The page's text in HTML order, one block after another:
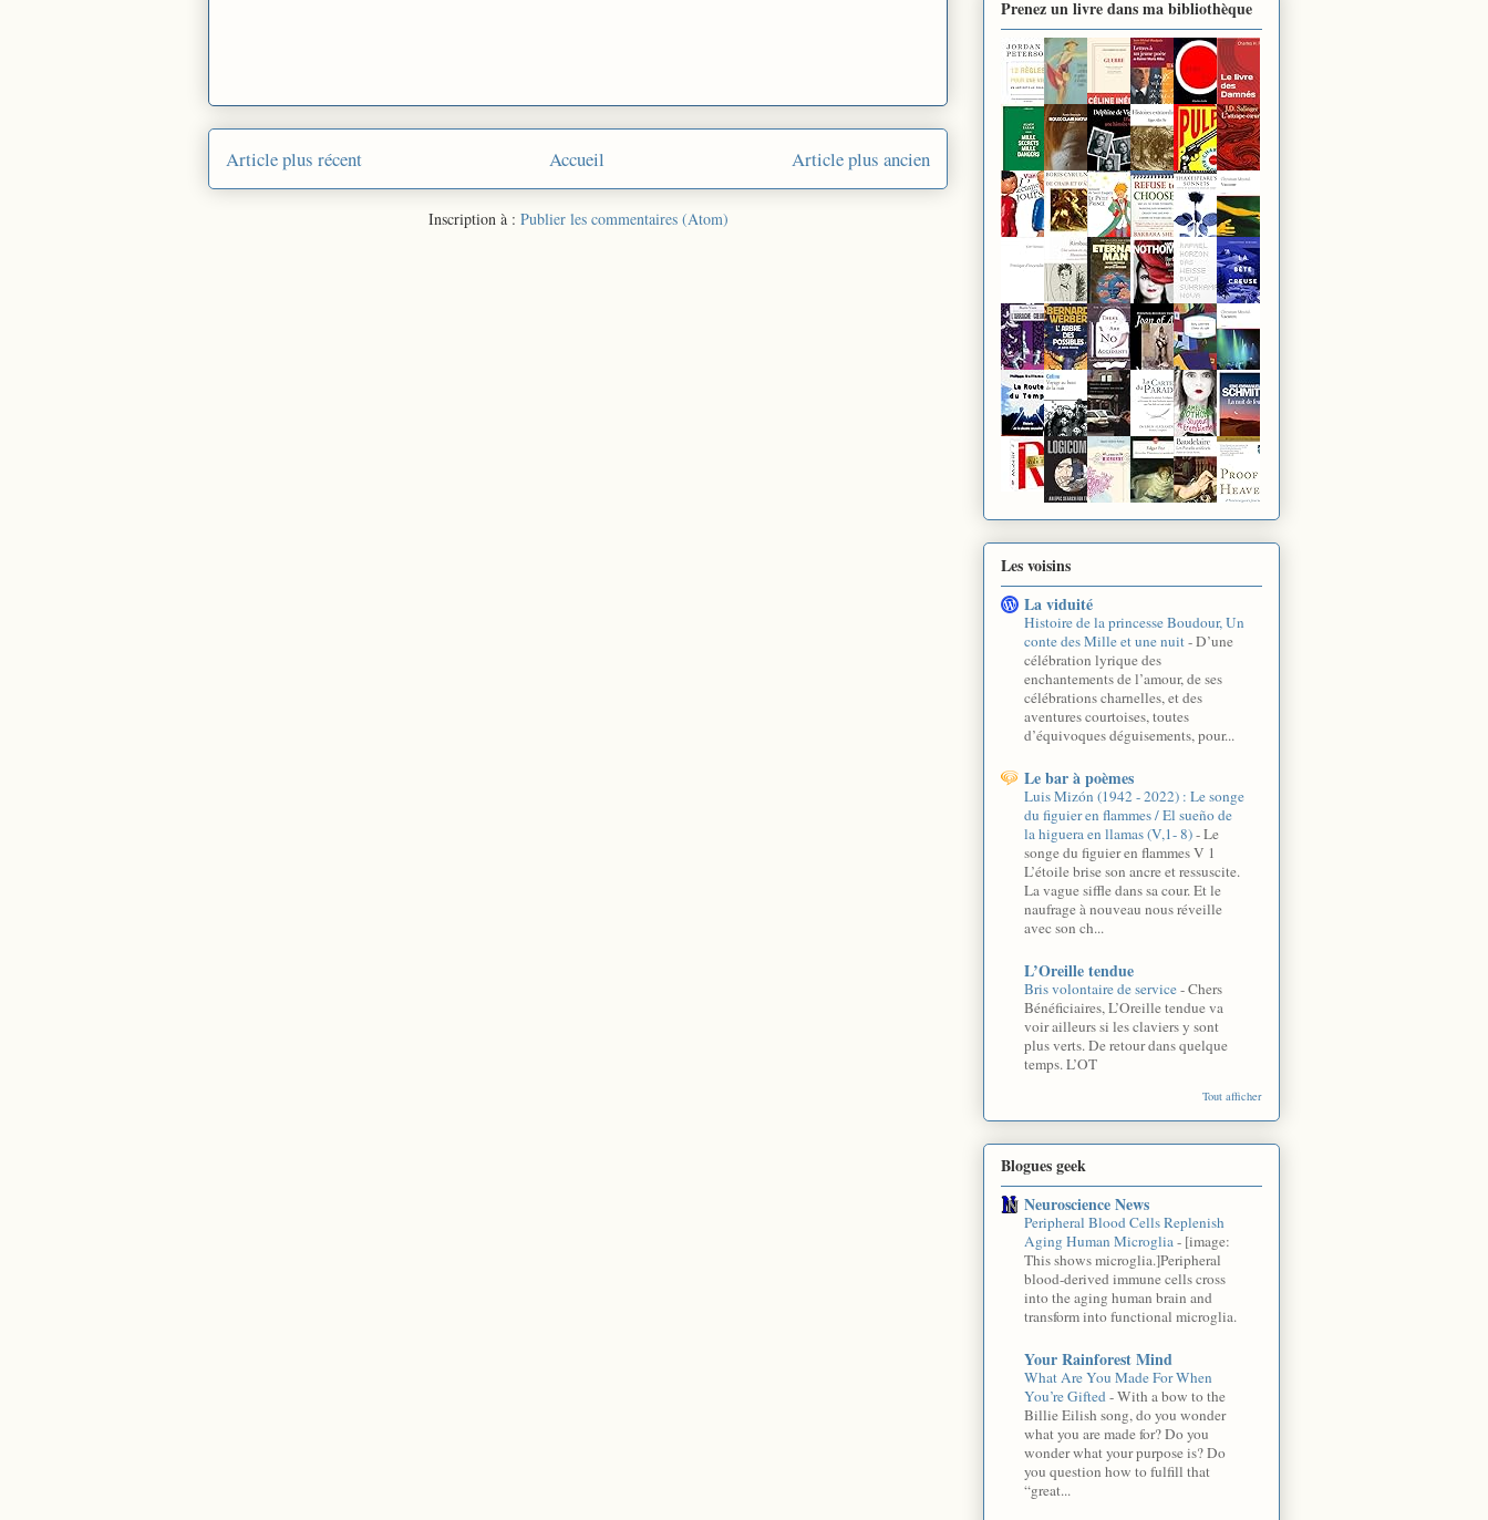
Article plus récent Article plus ancien
Accueil
Inscription à : Publier les commentaires (Atom)
Prenez un livre dans ma bibliothèque
Les voisins
La viduité
Histoire de la princesse Boudour, Un
conte des Mille et une nuit-D’une
célébration lyrique des
enchantements de l’amour, de ses
célébrations charnelles, et des
aventures courtoises, toutes
d’équivoques déguisements, pour...
Le bar à poèmes
Luis Mizón (1942 - 2022) : Le songe
du figuier en flammes / El sueño de
la higuera en llamas (V,1- 8)-Le
songe du figuier en flammes V 1
L’étoile brise son ancre et ressuscite.
La vague siffle dans sa cour. Et le
naufrage à nouveau nous réveille
avec son ch...
L’Oreille tendue
Bris volontaire de service-Chers
Bénéficiaires, L’Oreille tendue va
voir ailleurs si les claviers y sont
plus verts. De retour dans quelque
temps. L’OT
Tout afficher
Blogues geek
Neuroscience News
Peripheral Blood Cells Replenish
Aging Human Microglia- [image:
This shows microglia.]Peripheral
blood-derived immune cells cross
into the aging human brain and
transform into functional microglia.
Your Rainforest Mind
What Are You Made For When
You’re Gifted-With a bow to the
Billie Eilish song, do you wonder
what you are made for? Do you
wonder what your purpose is? Do
you question how to fulfill that
“great...